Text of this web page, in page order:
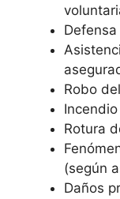
Robo
Rotura
(según
Daños